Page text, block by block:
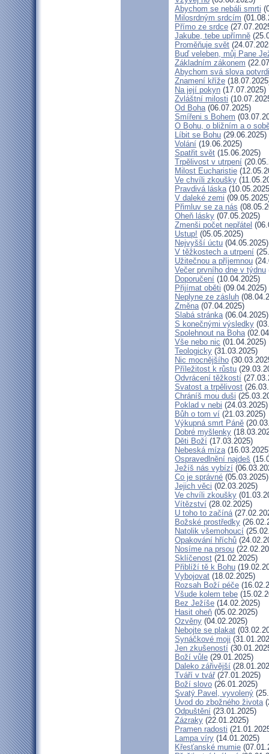
Abychom se nebáli smrti
Milosrdným srdcím
Přímo ze srdce
Jakube, tebe upřímně
Proměňuje svět
Buď veleben, můj Pane
Základním zákonem
Abychom svá slova
Znamení kříže
Na její pokyn (17.07.2025)
Zvláštní milosti
Od Boha(06.07.2025)
Smířeni s Bohem
O Bohu, o bližním a o
Líbit se Bohu (29.06.2025)
Volání (19.06.2025)
Spatřit svět (15.06.2025)
Trpělivost v utrpení
Milost Eucharistie
Ve chvíli zkoušky
Pravdivá láska
V daleké zemi
Přimluv se za nás
Oheň lásky (07.05.2025)
Zmenši počet nepřátel
Ustup! (05.05.2025)
Nejvyšší úctu (04.05.2025)
V těžkostech a utrpení
Užitečnou a příjemnou
Večer prvního dne v týdnu
Doporučení (10.04.2025)
Přijímat oběti (09.04.2025)
Neplyne ze zásluh
Změna(07.04.2025)
Slabá stránka(06.04.2025)
S konečnými výsledky
Spolehnout na Boha
Vše nebo nic (01.04.2025)
Teologicky (31.03.2025)
Nic mocnějšího
Příležitost k růstu
Odvrácení těžkostí
Svatost a trpělivost
Chráníš mou duši
Poklad v nebi (24.03.2025)
Bůh o tom ví (21.03.2025)
Výkupná smrt Páně
Dobré myšlenky
Děti Boží (17.03.2025)
Nebeská míza
Ospravedlnění najdeš
Ježíš nás vybízí
Co je správné (05.03.2025)
Jejich věci (02.03.2025)
Ve chvíli zkoušky
Vítězství (28.02.2025)
U toho to začíná
Božské prostředky
Natolik všemohoucí
Opakování hříchů
Nosíme na prsou
Sklíčenost (21.02.2025)
Přiblíží tě k Bohu
Vybojovat (18.02.2025)
Rozsah Boží péče
Všude kolem tebe
Bez Ježíše (14.02.2025)
Hasit oheň (05.02.2025)
Ozvěny (04.02.2025)
Nebojte se plakat
Synáčkové moji
Jen zkušeností
Boží vůle (29.01.2025)
Daleko zářivější
Tváří v tvář(27.01.2025)
Boží slovo (26.01.2025)
Svatý Pavel, vyvolený
Úvod do zbožného života
Odpuštění (23.01.2025)
Zázraky (22.01.2025)
Pramen radosti
Lampa víry (14.01.2025)
Křesťanské mumie